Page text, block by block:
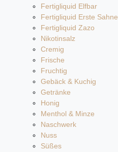
Fertigliquid Elfbar
Fertigliquid Erste Sahne
Fertigliquid Zazo
Nikotinsalz
Cremig
Frische
Fruchtig
Gebäck & Kuchig
Getränke
Honig
Menthol & Minze
Naschwerk
Nuss
Süßes